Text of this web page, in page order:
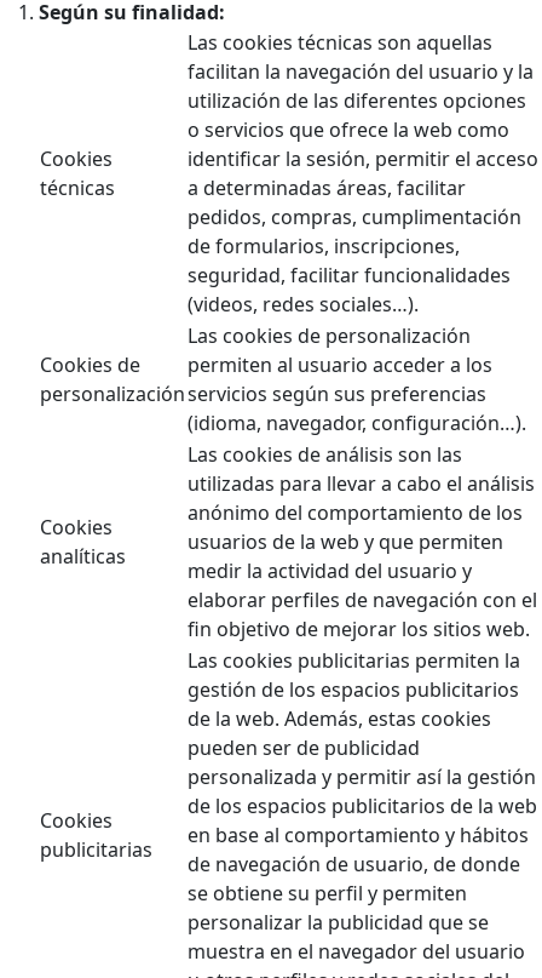
Según su finalidad:
Cookies
técnicas
Las cookies técnicas son aquellas
facilitan la navegación del usuario y la
utilización de las diferentes opciones
o servicios que ofrece la web como
identificar la sesión, permitir el acceso
a determinadas áreas, facilitar
pedidos, compras, cumplimentación
de formularios, inscripciones,
seguridad, facilitar funcionalidades
(videos, redes sociales…).
Cookies de
personalización
Las cookies de personalización
permiten al usuario acceder a los
servicios según sus preferencias
(idioma, navegador, configuración…).
Cookies
analíticas
Las cookies de análisis son las
utilizadas para llevar a cabo el análisis
anónimo del comportamiento de los
usuarios de la web y que permiten
medir la actividad del usuario y
elaborar perfiles de navegación con el
fin objetivo de mejorar los sitios web.
Cookies
publicitarias
Las cookies publicitarias permiten la
gestión de los espacios publicitarios
de la web. Además, estas cookies
pueden ser de publicidad
personalizada y permitir así la gestión
de los espacios publicitarios de la web
en base al comportamiento y hábitos
de navegación de usuario, de donde
se obtiene su perfil y permiten
personalizar la publicidad que se
muestra en el navegador del usuario